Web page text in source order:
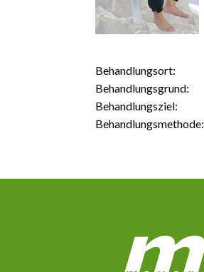
Behandlungsort:
Behandlungsgrund:
Behandlungsziel:
Behandlungsmethode: